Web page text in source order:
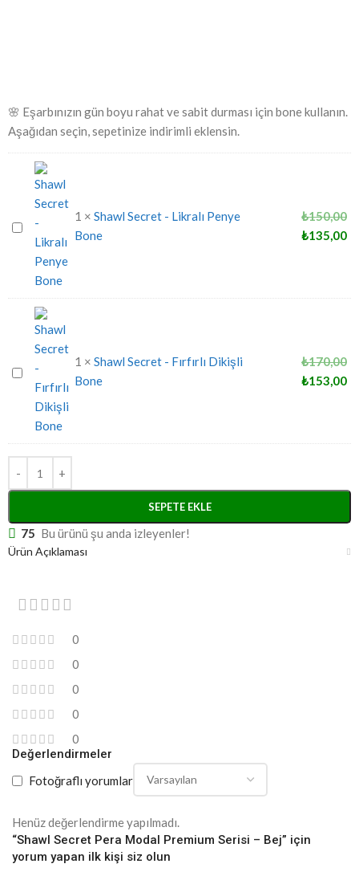
🌸 Eşarbınızın gün boyu rahat ve sabit durması için bone kullanın.
Aşağıdan seçin, sepetinize indirimli eklensin.
Shawl
Secret
Likralı
Penye
Bone
1 × Shawl Secret - Likralı Penye
Bone
₺150,00
₺135,00
Shawl
Secret
Fırfırlı
Dikişli
Bone
1 × Shawl Secret - Fırfırlı Dikişli
Bone
₺170,00
₺153,00
SEPETE EKLE
75 Bu ürünü şu anda izleyenler!
Ürün Açıklaması
0
0
0
0
0
Değerlendirmeler
Fotoğraflı yorumlar
Henüz değerlendirme yapılmadı.
“Shawl Secret Pera Modal Premium Serisi – Bej” için
yorum yapan ilk kişi siz olun